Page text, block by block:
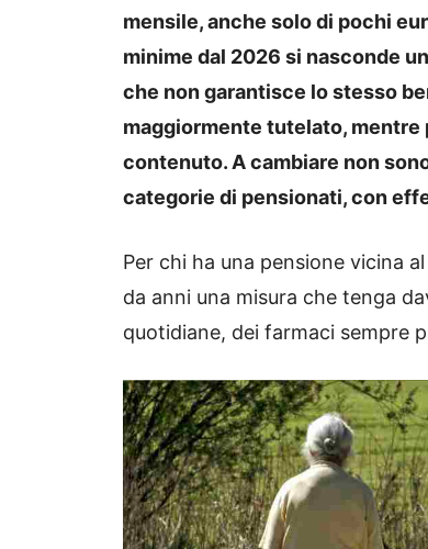
mensile, anche solo di pochi
minime dal 2026 si nasconde
che non garantisce lo stesso
maggiormente tutelato, mentre
contenuto. A cambiare non
categorie di pensionati, con
Per chi ha una pensione vicina
da anni una misura che tenga
quotidiane, dei farmaci sempre